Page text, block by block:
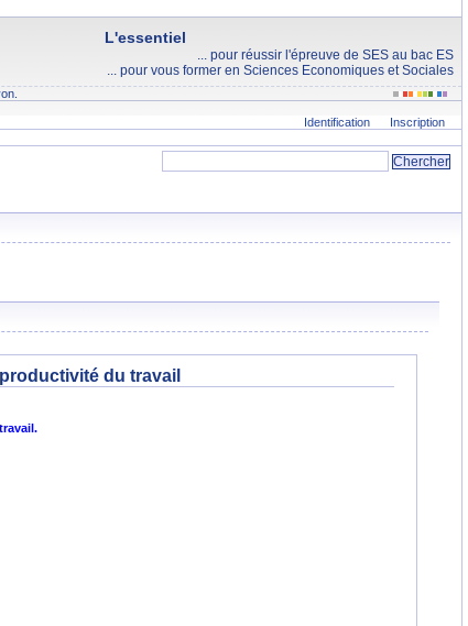
L'essentiel
... pour réussir l'épreuve de SES au bac ES
... pour vous former en Sciences Economiques et Sociales
Identification Inscription
du travail